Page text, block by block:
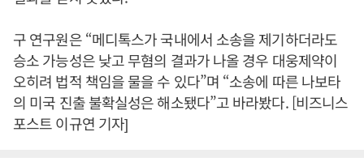
구 연구원은 “메디톡스가 국내에서 소송을 제기하더라도
승소 가능성은 낮고 무혐의 결과가 나올 경우 대웅제약이
오히려 법적 책임을 물을 수 있다”며 “소송에 따른 나보타
의 미국 진출 불확실성은 해소됐다”고 바라봤다. [비즈니스
포스트 이규연 기자]